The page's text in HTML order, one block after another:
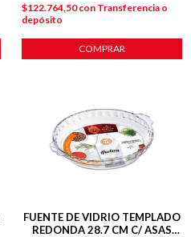
$122.764,50con Transferencia o
depósito
COMPRAR
FUENTE DE VIDRIO TEMPLADO
REDONDA 28.7 CM C/ ASAS